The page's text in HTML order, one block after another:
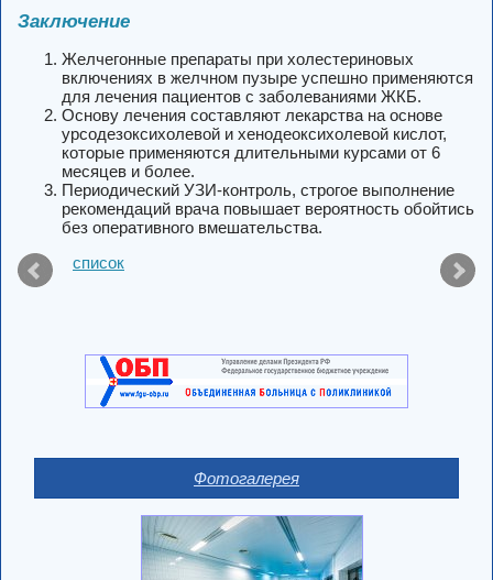
Заключение
Желчегонные препараты при холестериновых
включениях в желчном пузыре успешно применяются
для лечения пациентов с заболеваниями ЖКБ.
Основу лечения составляют лекарства на основе
урсодезоксихолевой и хенодеоксихолевой кислот,
которые применяются длительными курсами от 6
месяцев и более.
Периодический УЗИ-контроль, строгое выполнение
рекомендаций врача повышает вероятность обойтись
без оперативного вмешательства.
список
Фотогалерея